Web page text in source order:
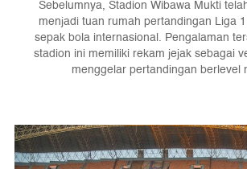
Sebelumnya, Stadion Wibawa Mukti
menjadi tuan rumah pertandingan Liga
sepak bola internasional. Pengalaman
stadion ini memiliki rekam jejak sebagai
menggelar pertandingan berlevel